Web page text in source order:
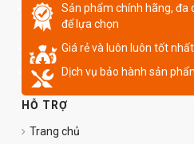
Sản phẩm chính hãng, đa
để lựa chọn
Giá rẻ và luôn luôn tốt
Dịch vụ bảo hành sản
HỖ TRỢ
Trang chủ